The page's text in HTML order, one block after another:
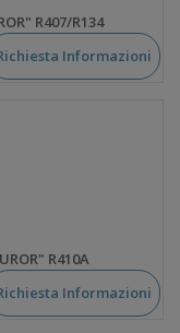
R407/R134
Informazioni
R410A
Informazioni